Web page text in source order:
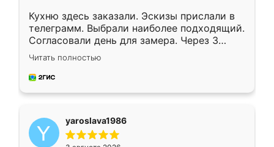
Кухню здесь заказали. Эскизы прислали в
телеграмм. Выбрали наиболее подходящий.
Согласовали день для замера. Через 3
недели кухня была уже готова. Остались
довольны работой. Спасибо Ренессанс
мебель за качественную работу!
Читать полностью
yaroslava1986